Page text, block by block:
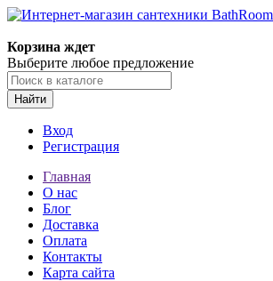
Корзина ждет
Выберите любое предложение
Найти
Вход
Регистрация
Главная
О нас
Блог
Доставка
Оплата
Контакты
Карта сайта